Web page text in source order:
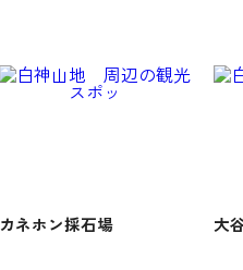
カネホン採石場 大